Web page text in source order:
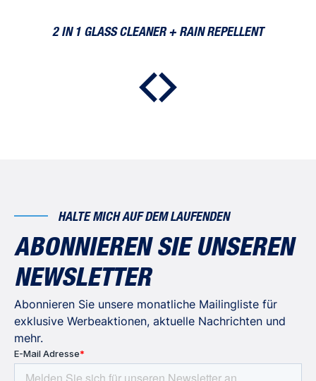
2 IN 1 GLASS CLEANER + RAIN REPELLENT
HALTE MICH AUF DEM LAUFENDEN
ABONNIEREN SIE UNSEREN
NEWSLETTER
Abonnieren Sie unsere monatliche Mailingliste für
exklusive Werbeaktionen, aktuelle Nachrichten und
mehr.